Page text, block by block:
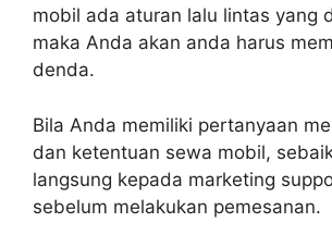
mobil ada aturan lalu lintas yang
maka Anda akan anda harus
denda.
Bila Anda memiliki pertanyaan
dan ketentuan sewa mobil,
langsung kepada marketing
sebelum melakukan pemesanan.